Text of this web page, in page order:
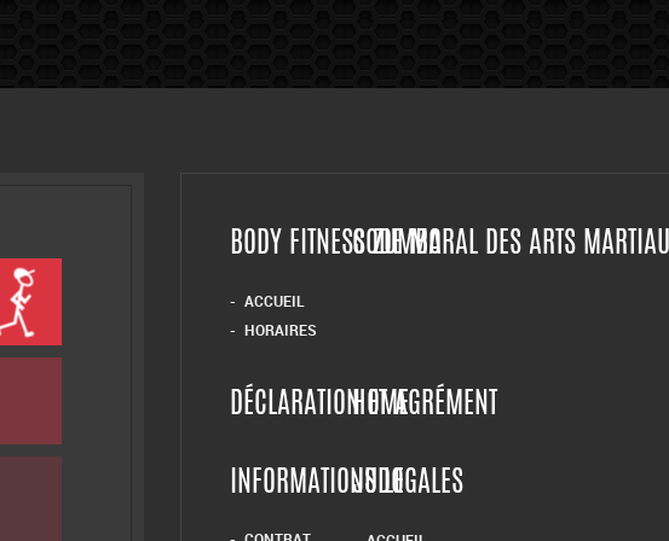
BODY FITNESS ZUMBA
ACCUEIL
HORAIRES
CODE MORAL DES ARTS
DÉCLARATION ET AGRÉMENT
HOME
INFORMATIONS LEGALES
JUDO